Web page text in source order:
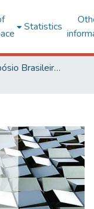
Statistics
SBQP - Simpósio Brasileiro de Qualidade do Projeto no Ambiente Construído